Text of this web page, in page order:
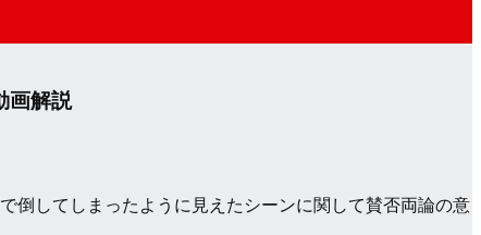
画解説
倒してしまったように見えたシーンに関して賛否両論の意